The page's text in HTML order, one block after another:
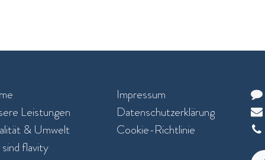
Leistungen​
& Umwelt
flavity
Impressum
Datenschutzerklärung
Cookie-Richtlinie